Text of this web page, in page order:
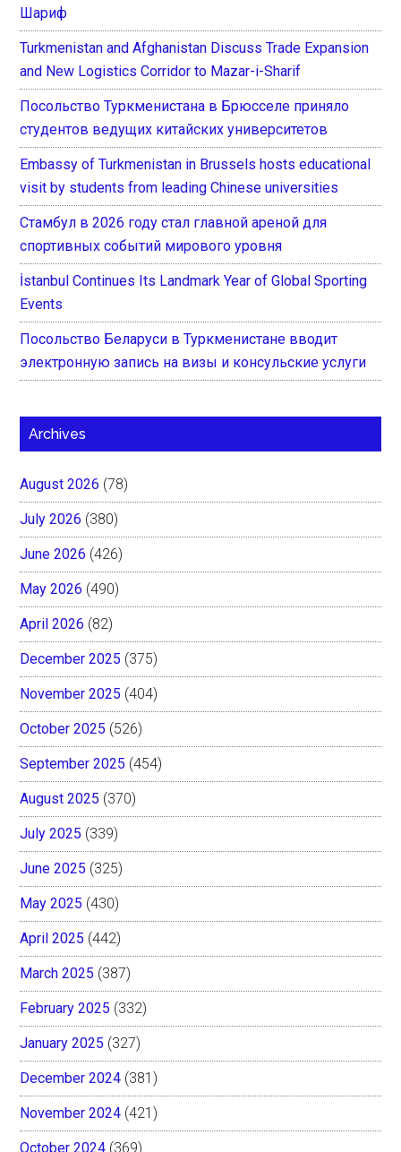
Шариф
Turkmenistan and Afghanistan Discuss Trade Expansion
and New Logistics Corridor to Mazar-i-Sharif
Посольство Туркменистана в Брюсселе приняло
студентов ведущих китайских университетов
Embassy of Turkmenistan in Brussels hosts educational
visit by students from leading Chinese universities
Стамбул в 2026 году стал главной ареной для
спортивных событий мирового уровня
İstanbul Continues Its Landmark Year of Global Sporting
Events
Посольство Беларуси в Туркменистане вводит
электронную запись на визы и консульские услуги
Archives
August 2026 (78)
July 2026 (380)
June 2026 (426)
May 2026 (490)
April 2026 (82)
December 2025 (375)
November 2025 (404)
October 2025 (526)
September 2025 (454)
August 2025 (370)
July 2025 (339)
June 2025 (325)
May 2025 (430)
April 2025 (442)
March 2025 (387)
February 2025 (332)
January 2025 (327)
December 2024 (381)
November 2024 (421)
October 2024 (369)